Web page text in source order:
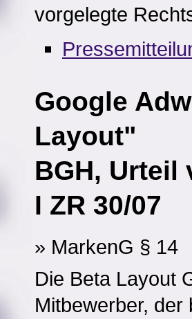
vorgelegte
Google
Layout"
BGH, Urteil
I ZR 30/07
» MarkenG § 14
Die Beta Layout
Mitbewerber, der